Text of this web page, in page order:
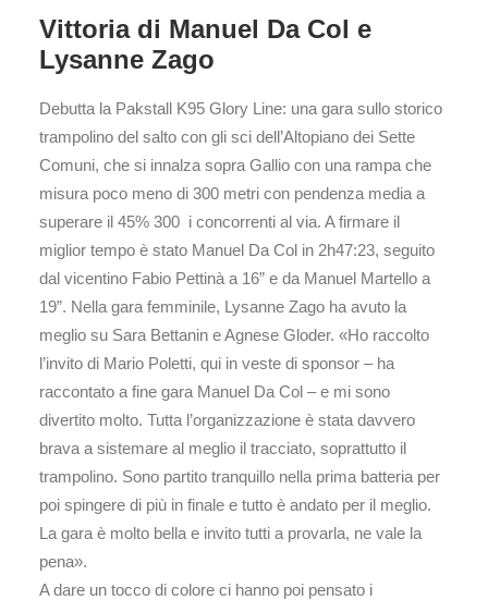
Vittoria di Manuel Da Col e
Lysanne Zago
Debutta la Pakstall K95 Glory Line: una gara sullo storico
trampolino del salto con gli sci dell’Altopiano dei Sette
Comuni, che si innalza sopra Gallio con una rampa che
misura poco meno di 300 metri con pendenza media a
superare il 45% 300 i concorrenti al via. A firmare il
miglior tempo è stato Manuel Da Col in 2h47:23, seguito
dal vicentino Fabio Pettinà a 16” e da Manuel Martello a
19”. Nella gara femminile, Lysanne Zago ha avuto la
meglio su Sara Bettanin e Agnese Gloder. «Ho raccolto
l’invito di Mario Poletti, qui in veste di sponsor – ha
raccontato a fine gara Manuel Da Col – e mi sono
divertito molto. Tutta l’organizzazione è stata davvero
brava a sistemare al meglio il tracciato, soprattutto il
trampolino. Sono partito tranquillo nella prima batteria per
poi spingere di più in finale e tutto è andato per il meglio.
La gara è molto bella e invito tutti a provarla, ne vale la
pena».
A dare un tocco di colore ci hanno poi pensato i